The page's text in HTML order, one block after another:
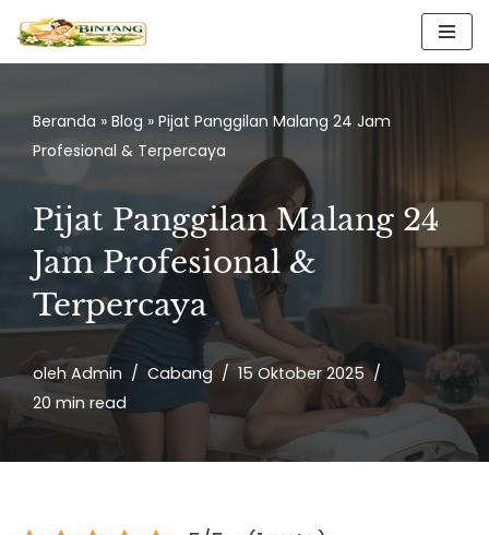
Lompat
konten
Beranda » Blog » Pijat Panggilan Malang 24 Jam
Profesional & Terpercaya
Pijat Panggilan Malang 24
Jam Profesional &
Terpercaya
oleh Admin Cabang
15 Oktober 2025
20 min read